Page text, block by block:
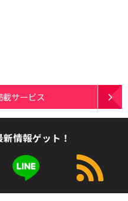
載サービス
情報ゲット！